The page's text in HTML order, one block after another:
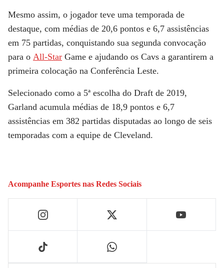
Mesmo assim, o jogador teve uma temporada de
destaque, com médias de 20,6 pontos e 6,7 assistências
em 75 partidas, conquistando sua segunda convocação
para o All-Star Game e ajudando os Cavs a garantirem a
primeira colocação na Conferência Leste.
Selecionado como a 5ª escolha do Draft de 2019,
Garland acumula médias de 18,9 pontos e 6,7
assistências em 382 partidas disputadas ao longo de seis
temporadas com a equipe de Cleveland.
Acompanhe Esportes nas Redes Sociais